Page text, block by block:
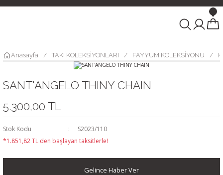
Anasayfa TAKI KOLEKSİYONLARI FAYYUM KOLEKSİYONU
SANT'ANGELO THINY CHAIN
5.300,00 TL
Stok Kodu
S2023/110
*1.851,82 TL den başlayan taksitlerle!
Gelince Haber Ver